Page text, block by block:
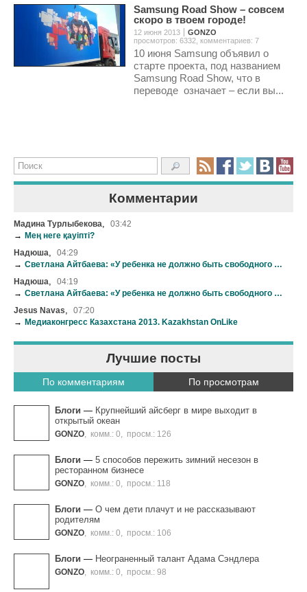
Комментарии
Мадина Турлыбекова, 03:42
→
Мең неге қауіпті?
Надюша, 04:29
→ Светлана Айтбаева: «У ребенка не должно быть свободного времени»
Надюша, 04:19
→ Светлана Айтбаева: «У ребенка не должно быть свободного времени»
Jesus Navas, 07:20
→
Медиаконгресс Казахстана 2013. Kazakhstan OnLike
Лучшие посты
По комментариям По просмотрам
Блоги — Крупнейший айсберг в мире выходит в
открытый океан
GONZO комм.: 0 просм.: 126
Блоги — 5 способов пережить зимний несезон в
ресторанном бизнесе
GONZO комм.: 0 просм.: 118
Блоги — О чем дети плачут и не рассказывают
родителям
GONZO комм.: 0 просм.: 106
Блоги — Неограненный талант Адама Сэндлера
GONZO комм.: 0 просм.: 98
Samsung Road Show – совсем
скоро в твоем городе!
12 июня 2013
GONZO
просмотров: 6332, комментариев: 7
10 июня Samsung объявил о
старте проекта, под названием
Samsung Road Show, что в
переводе означает – если вы...